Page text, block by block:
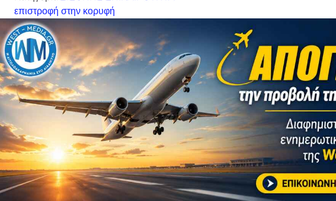
επιστροφή στην κορυφή